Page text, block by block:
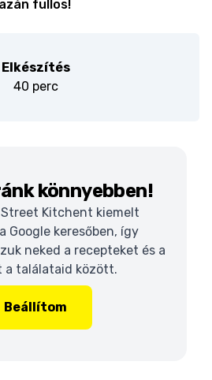
fullos!
Elkészítés
40 perc
könnyebben!
Kitchent kiemelt
Google keresőben, így
neked a recepteket és a
a találataid között.
Beállítom